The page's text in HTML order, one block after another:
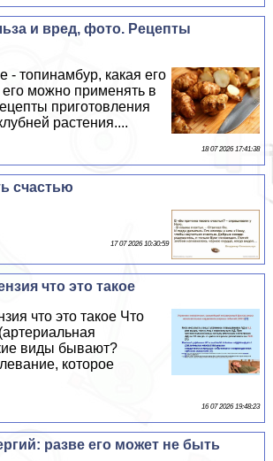
и вред, фото. Рецепты
- топинамбур, какая его
его можно применять в
приготовления
растения....
18 07 2026 17:41:38
счастью
17 07 2026 10:30:59
что это такое
что это такое Что
виды бывают?
которое
16 07 2026 19:48:23
разве его может не быть